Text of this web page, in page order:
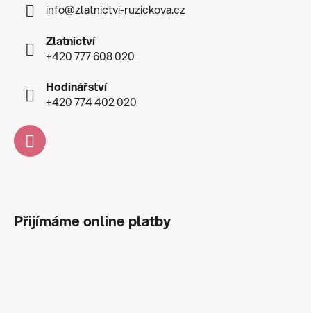
info@zlatnictvi-ruzickova.cz
Zlatnictví
+420 777 608 020
Hodinářství
+420 774 402 020
Přijímáme online platby